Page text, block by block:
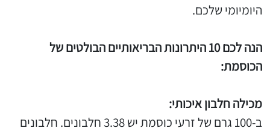
היומיומי שלכם.
הנה לכם 10 היתרונות הבריאותיים הבולטים של
הכוסמת:
מכילה חלבון איכותי:
ב-100 גרם של זרעי כוסמת יש 3.38 חלבונים. חלבונים